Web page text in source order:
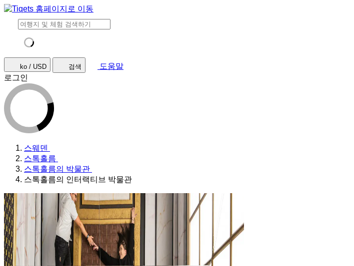
ko / USD 검색
도움말
로그인
스웨덴
스톡홀름
스톡홀름의 박물관
스톡홀름의 인터랙티브 박물관